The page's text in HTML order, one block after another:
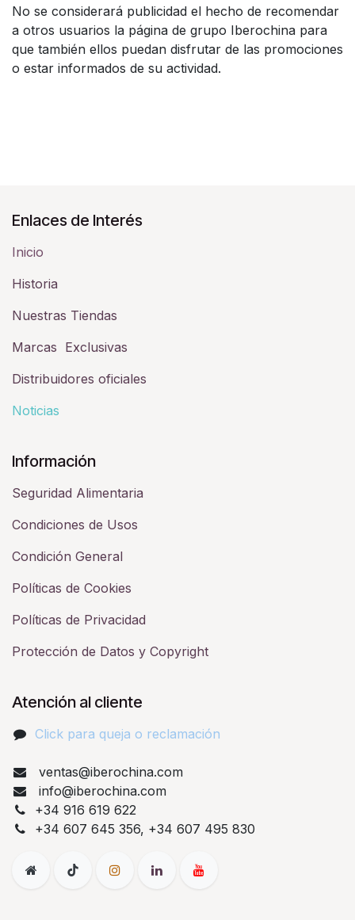
No se considerará publicidad el hecho de recomendar
a otros usuarios la página de grupo Iberochina para
que también ellos puedan disfrutar de las promociones
o estar informados de su actividad.
Enlaces de Interés
Inicio
Historia​
Nuestras Tiendas
Marcas Exclusivas
Distribuidores oficiales
Noticias
Información
Seguridad Alimentaria
Condiciones de Usos
Condición General
Políticas de Cookies
Políticas de Privacidad
Protección de Datos y Copyright
Atención al cliente
Click para queja o reclamación​
ventas@iberochina.com
info@iberochina.com
+34 916 619 622
+34 607 645 356, +34 607 495 830